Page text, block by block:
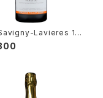
Lavieres 1er
Tollot Beaut